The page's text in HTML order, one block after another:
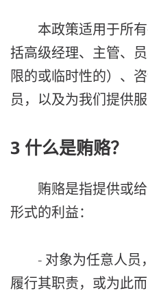
本政策适用于所有
括高级经理、主管、
限的或临时性的）、
员，以及为我们提供
3 什么是贿赂？
贿赂是指提供或给
形式的利益：
- 对象为任意人员
履行其职责，或为此而